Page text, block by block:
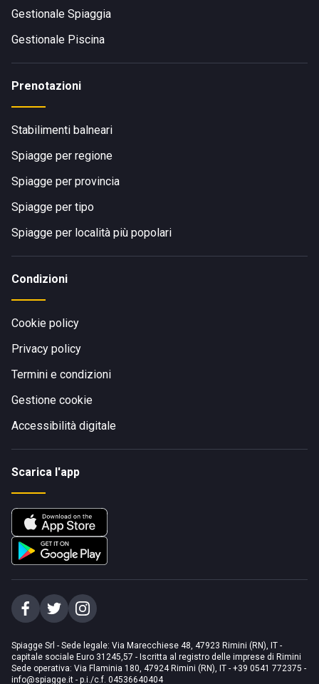
Gestionale Spiaggia
Gestionale Piscina
Prenotazioni
Stabilimenti balneari
Spiagge per regione
Spiagge per provincia
Spiagge per tipo
Spiagge per località più popolari
Condizioni
Cookie policy
Privacy policy
Termini e condizioni
Gestione cookie
Accessibilità digitale
Scarica l'app
Spiagge Srl - Sede legale: Via Marecchiese 48, 47923 Rimini (RN), IT -
capitale sociale Euro 31245,57 - Iscritta al registro delle imprese di Rimini
Sede operativa: Via Flaminia 180, 47924 Rimini (RN), IT - +39 0541 772375 -
info@spiagge.it - p.i./c.f. 04536640404